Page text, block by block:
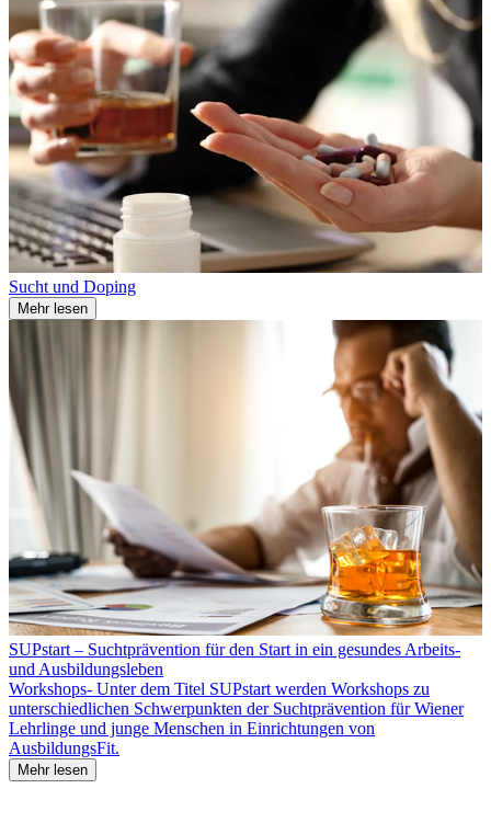
Sucht und Doping
Mehr lesen
SUPstart – Suchtprävention für den Start in ein gesundes Arbeits-
und Ausbildungsleben
Workshops- Unter dem Titel SUPstart werden Workshops zu
unterschiedlichen Schwerpunkten der Suchtprävention für Wiener
Lehrlinge und junge Menschen in Einrichtungen von
AusbildungsFit.
Mehr lesen